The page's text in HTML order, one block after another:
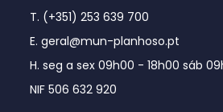
T. (+351) 253 639 700
E. geral@mun-planhoso.pt
H. seg a sex 09h00 - 18h00 sáb
NIF 506 632 920